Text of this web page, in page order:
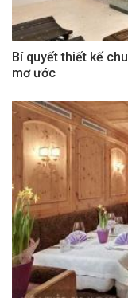
Bí quyết thiết kế
mơ ước